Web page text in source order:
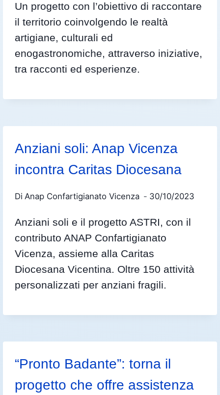
Un progetto con l’obiettivo di raccontare
il territorio coinvolgendo le realtà
artigiane, culturali ed
enogastronomiche, attraverso iniziative,
tra racconti ed esperienze.
Anziani soli: Anap Vicenza
incontra Caritas Diocesana
Di Anap Confartigianato Vicenza 30/10/2023
Anziani soli e il progetto ASTRI, con il
contributo ANAP Confartigianato
Vicenza, assieme alla Caritas
Diocesana Vicentina. Oltre 150 attività
personalizzati per anziani fragili.
“Pronto Badante”: torna il
progetto che offre assistenza